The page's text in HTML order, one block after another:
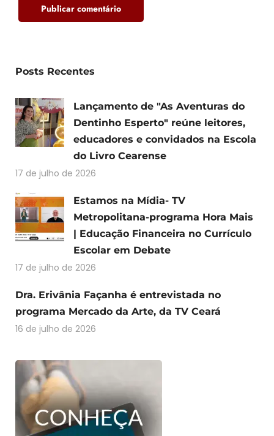
Posts Recentes
Lançamento de "As Aventuras do
Dentinho Esperto" reúne leitores,
educadores e convidados na Escola
do Livro Cearense
17 de julho de 2026
Estamos na Mídia- TV
Metropolitana-programa Hora Mais
| Educação Financeira no Currículo
Escolar em Debate
17 de julho de 2026
Dra. Erivânia Façanha é entrevistada no
programa Mercado da Arte, da TV Ceará
16 de julho de 2026